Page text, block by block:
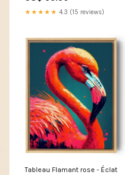
★★★★★ 4.3 (15 reviews)
Tableau Flamant rose - Éclat